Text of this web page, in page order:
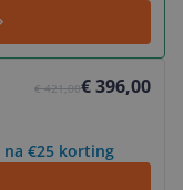
€ 421,00€ 396,00
€25 korting